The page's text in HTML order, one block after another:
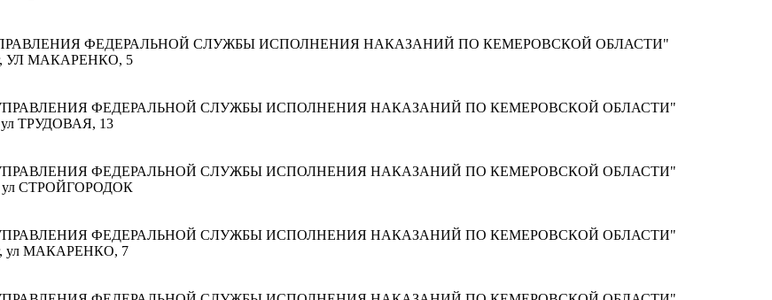
ФЕДЕРАЛЬНОЙ СЛУЖБЫ ИСПОЛНЕНИЯ НАКАЗАНИЙ ПО КЕМЕРОВСКОЙ ОБЛАСТИ"
г, УЛ МАКАРЕНКО, 5
ФЕДЕРАЛЬНОЙ СЛУЖБЫ ИСПОЛНЕНИЯ НАКАЗАНИЙ ПО КЕМЕРОВСКОЙ ОБЛАСТИ"
ул ТРУДОВАЯ, 13
ФЕДЕРАЛЬНОЙ СЛУЖБЫ ИСПОЛНЕНИЯ НАКАЗАНИЙ ПО КЕМЕРОВСКОЙ ОБЛАСТИ"
г, ул СТРОЙГОРОДОК
ФЕДЕРАЛЬНОЙ СЛУЖБЫ ИСПОЛНЕНИЯ НАКАЗАНИЙ ПО КЕМЕРОВСКОЙ ОБЛАСТИ"
г, ул МАКАРЕНКО, 7